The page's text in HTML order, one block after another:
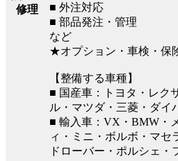
修理
■ 外注対応
■ 部品発注・管理
など
★オプション・車検・保
【整備する車種】
■ 国産車：トヨタ・レク
ル・マツダ・三菱・ダイ
■ 輸入車：VX・BMW・
ィ・ミニ・ボルボ・マセ
ドローバー・ポルシェ